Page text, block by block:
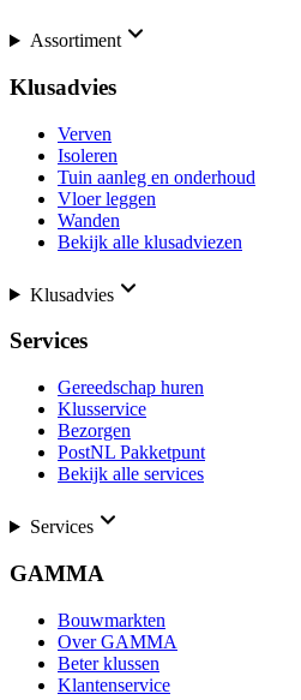
Assortiment
Klusadvies
Verven
Isoleren
Tuin aanleg en onderhoud
Vloer leggen
Wanden
Bekijk alle klusadviezen
Klusadvies
Services
Gereedschap huren
Klusservice
Bezorgen
PostNL Pakketpunt
Bekijk alle services
Services
GAMMA
Bouwmarkten
Over GAMMA
Beter klussen
Klantenservice